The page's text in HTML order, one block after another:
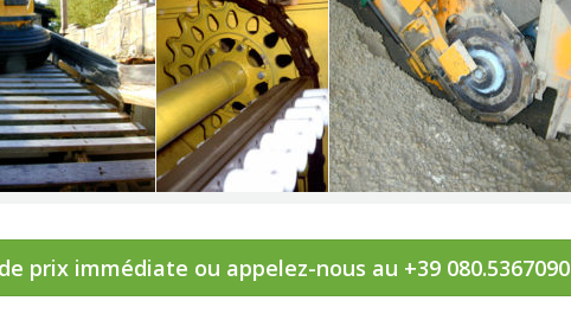
prix immédiate ou appelez-nous au +39 080.5367090